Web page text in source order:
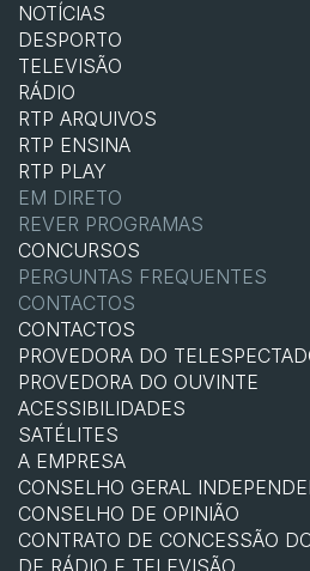
NOTÍCIAS
DESPORTO
TELEVISÃO
RÁDIO
RTP ARQUIVOS
RTP ENSINA
RTP PLAY
EM DIRETO
REVER PROGRAMAS
CONCURSOS
PERGUNTAS FREQUENTES
CONTACTOS
CONTACTOS
PROVEDORA DO
PROVEDORA DO OUVINTE
ACESSIBILIDADES
SATÉLITES
A EMPRESA
CONSELHO GERAL
CONSELHO DE OPINIÃO
CONTRATO DE CONCESSÃO